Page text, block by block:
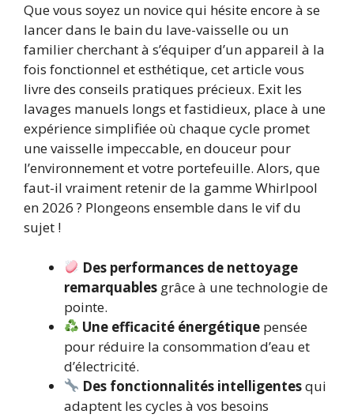
Que vous soyez un novice qui hésite encore à se
lancer dans le bain du lave-vaisselle ou un
familier cherchant à s’équiper d’un appareil à la
fois fonctionnel et esthétique, cet article vous
livre des conseils pratiques précieux. Exit les
lavages manuels longs et fastidieux, place à une
expérience simplifiée où chaque cycle promet
une vaisselle impeccable, en douceur pour
l’environnement et votre portefeuille. Alors, que
faut-il vraiment retenir de la gamme Whirlpool
en 2026 ? Plongeons ensemble dans le vif du
sujet !
Des performances de nettoyage
remarquables grâce à une technologie de
pointe.
Une efficacité énergétique pensée
pour réduire la consommation d’eau et
d’électricité.
Des fonctionnalités intelligentesqui
adaptent les cycles à vos besoins